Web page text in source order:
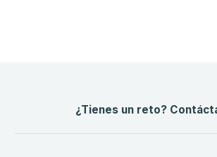
¿Tienes un reto?